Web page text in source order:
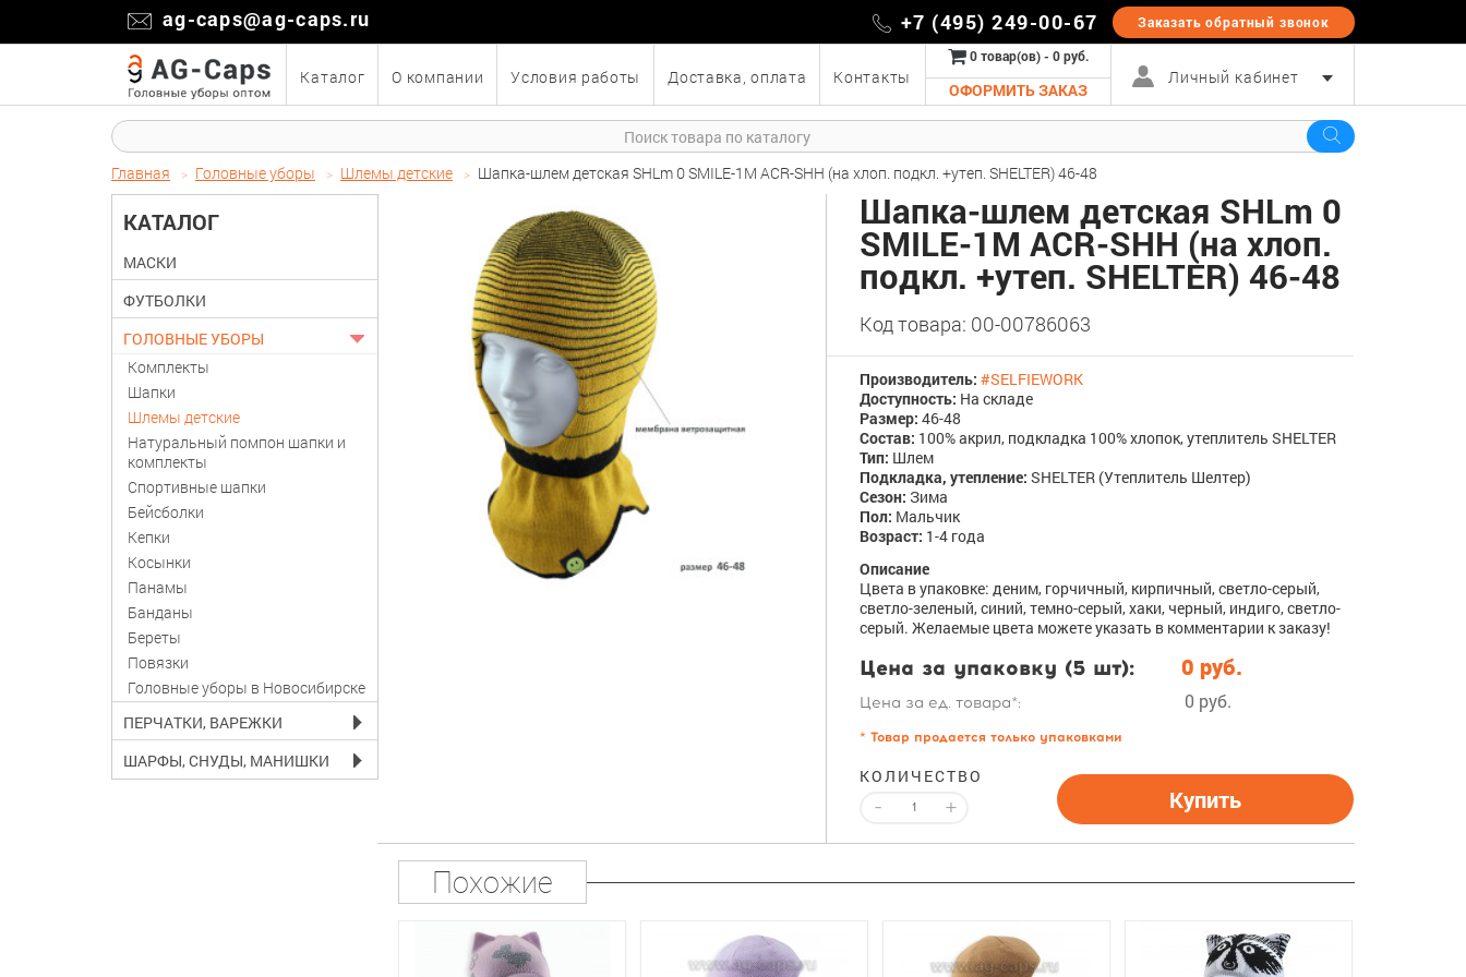
ag-caps@ag-caps.ru +7 (495) 249-00-67 Заказать обратный звонок
Каталог О компании Условия работы Доставка, оплата Контакты
0 товар(ов) - 0 руб.
ОФОРМИТЬ ЗАКАЗ
Личный кабинет
Главная Головные уборы Шлемы детские Шапка-шлем детская SHLm 0 SMILE-1M ACR-SHH (на хлоп. подкл. +утеп. SHELTER) 46-48
КАТАЛОГ
МАСКИ
ФУТБОЛКИ
ГОЛОВНЫЕ УБОРЫ
Комплекты
Шапки
Шлемы детские
Натуральный помпон шапки и
комплекты
Спортивные шапки
Бейсболки
Кепки
Косынки
Панамы
Банданы
Береты
Повязки
Головные уборы в Новосибирске
ПЕРЧАТКИ, ВАРЕЖКИ
ШАРФЫ, СНУДЫ, МАНИШКИ
Шапка-шлем детская SHLm 0
SMILE-1M ACR-SHH (на хлоп.
подкл. +утеп. SHELTER) 46-48
Код товара: 00-00786063
Производитель: #SELFIEWORK
Доступность: На складе
Размер: 46-48
Состав: 100% акрил, подкладка 100% хлопок, утеплитель SHELTER
Тип: Шлем
Подкладка, утепление: SHELTER (Утеплитель Шелтер)
Сезон: Зима
Пол: Мальчик
Возраст: 1-4 года
Описание
Цвета в упаковке: деним, горчичный, кирпичный, светло-серый,
светло-зеленый, синий, темно-серый, хаки, черный, индиго, светло-
серый. Желаемые цвета можете указать в комментарии к заказу!
Цена за упаковку (5 шт): 0 руб.
Цена за ед. товара*: 0 руб.
* Товар продается только упаковками
КОЛИЧЕСТВО
- + Купить
Похожие